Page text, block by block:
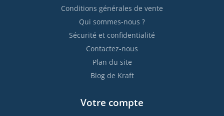
Conditions générales de vente
Qui sommes-nous ?
Sécurité et confidentialité
Contactez-nous
Plan du site
Blog de Kraft
Votre compte